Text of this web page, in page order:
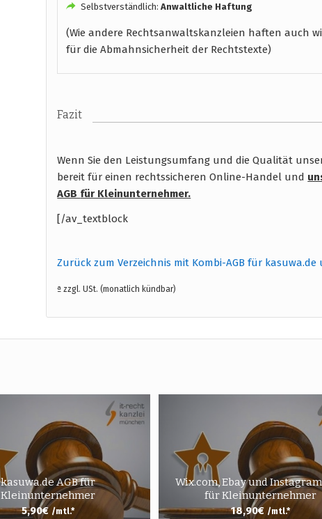
Selbstverständlich: Anwaltliche Haftung
(Wie andere Rechtsanwaltskanzleien haften auch
für die Abmahnsicherheit der Rechtstexte)
Fazit
Wenn Sie den Leistungsumfang und die Qualität
bereit für einen rechtssicheren Online-Handel und
AGB für Kleinunternehmer.
[/av_textblock
Zurück zum Verzeichnis mit Kombi-AGB für
ª zzgl. USt. (monatlich kündbar)
kasuwa.de AGB für
Kleinunternehmer
5,90€ /mtl.*
Wix.com, Ebay und
für Kleinunternehmer
18,90€ /mtl.*